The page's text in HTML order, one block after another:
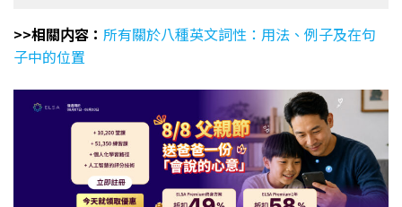
>>相關内容： 所有關於八種英文詞性：用法、例子及在句
子中的位置